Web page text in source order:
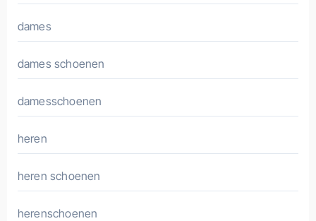
dames
dames schoenen
damesschoenen
heren
heren schoenen
herenschoenen